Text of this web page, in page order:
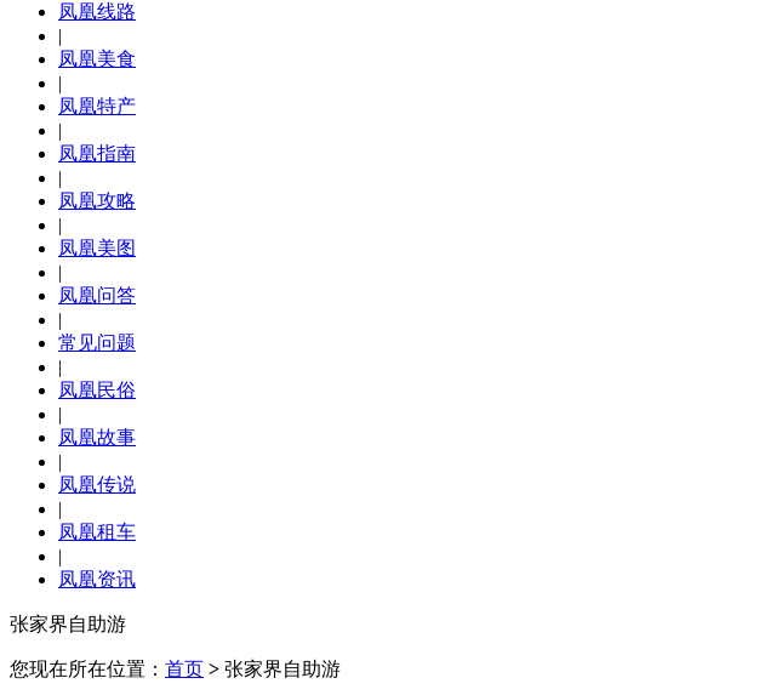
凤凰线路
|
凤凰美食
|
凤凰特产
|
凤凰指南
|
凤凰攻略
|
凤凰美图
|
凤凰问答
|
常见问题
|
凤凰民俗
|
凤凰故事
|
凤凰传说
|
凤凰租车
|
凤凰资讯
张家界自助游
您现在所在位置： 首页 > 张家界自助游